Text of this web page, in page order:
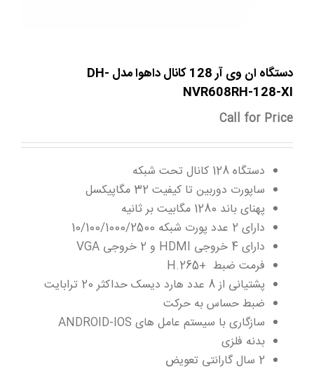
دستگاه ان وی آر 128 کانال داهوا مدل DH-
NVR608RH-128-XI
Call for Price
دستگاه 128 کانال تحت شبکه
ساپورت دوربین تا کیفیت 32 مگاپیکسل
پهنای باند 1280 مگابیت بر ثانیه
دارای 2 عدد پورت شبکه 10/100/1000/2500
دارای 4 خروجی HDMI و 2 خروجی VGA
فرمت ضبط +H.265
پشتیانی از 8 عدد هارد دیسک حداکثر 20 ترابایت
ضبط حساس به حرکت
سازگاری با سیستم عامل های ANDROID-IOS
بدنه فلزی
2 سال گارانتی تعویض